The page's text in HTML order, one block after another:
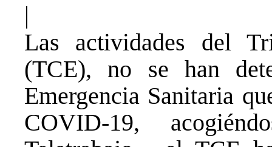
|
Las actividades del
(TCE), no se han
Emergencia Sanitaria
COVID-19,